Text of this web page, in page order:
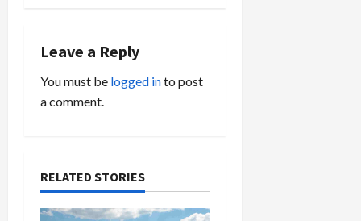
v
g
a
Leave a Reply
You must be logged into post
a comment.
RELATED STORIES